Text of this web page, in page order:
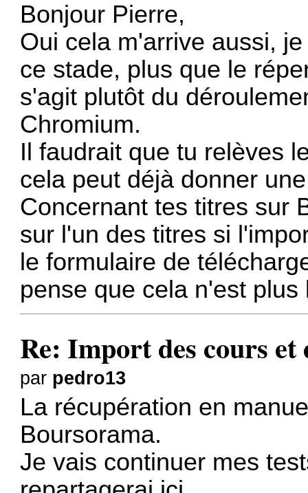
Bonjour Pierre,
Oui cela m'arrive aussi,
ce stade, plus que le
s'agit plutôt du
Chromium.
Il faudrait que tu relèves
cela peut déjà donner
Concernant tes titres sur
sur l'un des titres si
le formulaire de
pense que cela n'est
Re: Import des cours
par pedro13
La récupération en
Boursorama.
Je vais continuer mes